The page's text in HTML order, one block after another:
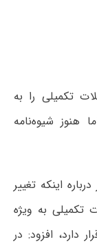
تکمیلی را به
هنوز شیوه‌نامه
اینکه تغییر
تکمیلی به ویژه
دارد، افزود: در